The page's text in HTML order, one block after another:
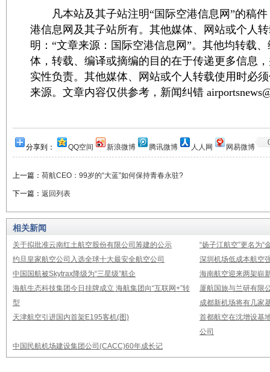
凡本站及其子站注明“国际空港信息网”的稿件
港信息网及其子站所有。其他媒体、网站或个人
明：“文章来源：国际空港信息网”。其他均转载
体，转载、编译或摘编的目的在于传递更多信息
实性负责。其他媒体、网站或个人转载使用时必
来源。文章内容仅供参考，新闻纠错
分享到： QQ空间 新浪微博 腾讯微博 人人网 网易微博
上一篇： 荷航CEO：99岁的“大蓝”如何保持青春永驻?
下一篇： 返回列表
相关新闻
关于拟批准云南红土航空股份有限公司筹建的公示
“扬子江航空”更名为“
约旦皇家航空公司入选全球十大最安全航空公司
深圳机场低成本航空
中国国航被Skytrax降级为“三星级”航企
海南航空迎来两架崭
海航生态科技集团今日挂牌成立 海航集团向“互联网+”转
型
厦航国旅与兰研有限
成都新机场将有几家
天津航空引进国内首架E195客机(图)
首都航空在沈增设基
公司
中国民航机场建设集团公司(CACC)60年成长记